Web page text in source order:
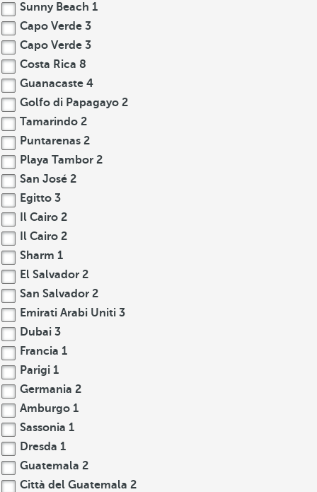
Sunny Beach 1
Capo Verde 3
Capo Verde 3
Costa Rica 8
Guanacaste 4
Golfo di Papagayo 2
Tamarindo 2
Puntarenas 2
Playa Tambor 2
San José 2
Egitto 3
Il Cairo 2
Il Cairo 2
Sharm 1
El Salvador 2
San Salvador 2
Emirati Arabi Uniti 3
Dubai 3
Francia 1
Parigi 1
Germania 2
Amburgo 1
Sassonia 1
Dresda 1
Guatemala 2
Città del Guatemala 2